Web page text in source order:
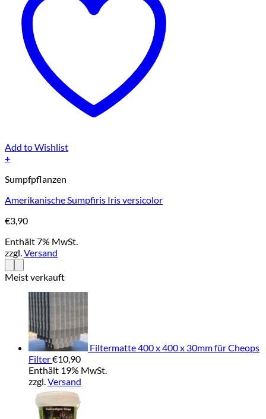
Add to Wishlist
+
Sumpfpflanzen
Amerikanische Sumpfiris Iris versicolor
€3,90
Enthält 7% MwSt.
zzgl.Versand
Meist verkauft
Filtermatte 400 x 400 x 30mm für Cheops
Filter€10,90
Enthält 19% MwSt.
zzgl.Versand